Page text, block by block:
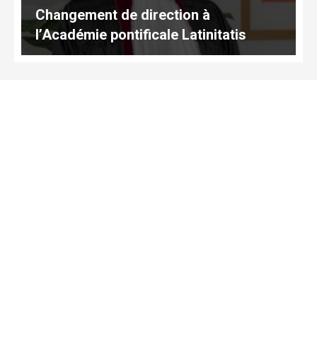
Changement de direction à
l’Académie pontificale Latinitatis